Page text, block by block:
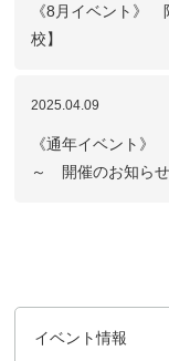
《8月イベント》
校】
2025.04.09
《通年イベント
～ 開催のお知ら
イベント情報